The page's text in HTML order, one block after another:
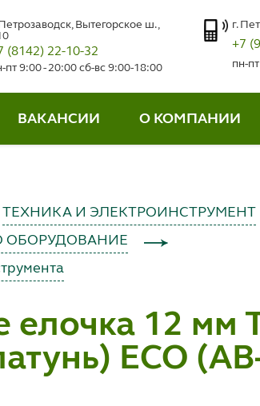
Петрозаводск, Вытегорское ш.,
(8142) 22-10-32
пт 9:00 - 20:00 сб-вс 9:00-18:00
г.
+7
пн-
ВАКАНСИИ О КОМПАНИИ
ТЕХНИКА И ЭЛЕКТРОИНСТРУМЕНТ
ОБОРУДОВАНИЕ
елочка 12 мм
ECO